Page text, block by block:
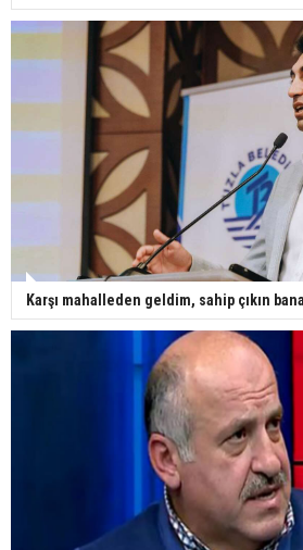
Karşı mahalleden geldim, sahip çıkın bana